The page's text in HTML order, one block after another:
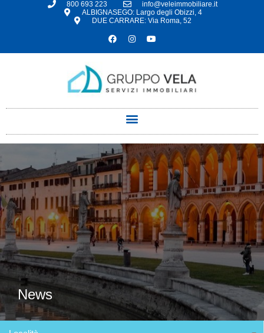
800 693 223
info@veleimmobiliare.it
ALBIGNASEGO: Largo degli Obizzi, 4
DUE CARRARE: Via Roma, 52
News